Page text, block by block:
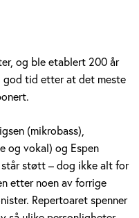
og ble etablert 200 år
god tid etter at det meste
(mikrobass),
og vokal) og Espen
står støtt – dog ikke alt for
etter noen av forrige
Repertoaret spenner